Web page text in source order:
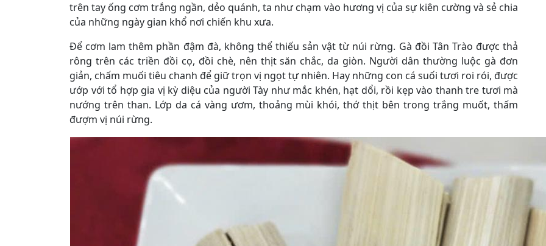
trên tay ống cơm trắng ngần, dẻo quánh, ta như chạm vào hương vị của sự kiên cường và sẻ chia
của những ngày gian khổ nơi chiến khu xưa.
Để cơm lam thêm phần đậm đà, không thể thiếu sản vật từ núi rừng. Gà đồi Tân Trào được thả
rông trên các triền đồi cọ, đồi chè, nên thịt săn chắc, da giòn. Người dân thường luộc gà đơn
giản, chấm muối tiêu chanh để giữ trọn vị ngọt tự nhiên. Hay những con cá suối tươi roi rói, được
ướp với tổ hợp gia vị kỳ diệu của người Tày như mắc khén, hạt dổi, rồi kẹp vào thanh tre tươi mà
nướng trên than. Lớp da cá vàng ươm, thoảng mùi khói, thớ thịt bên trong trắng muốt, thấm
đượm vị núi rừng.